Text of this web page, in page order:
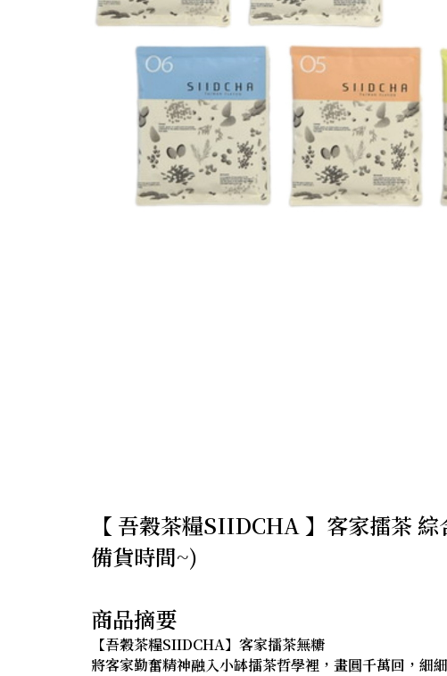
【 吾穀茶糧SIIDCHA 】客家擂茶
備貨時間~)
商品摘要
【吾穀茶糧SIIDCHA】客家擂茶無糖
將客家勤奮精神融入小缽擂茶哲學裡，畫圓千萬回，細